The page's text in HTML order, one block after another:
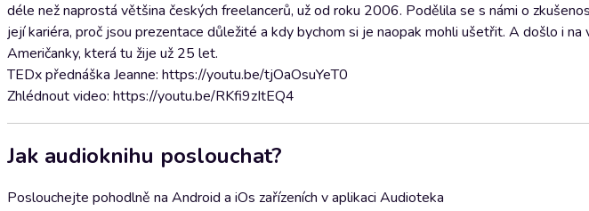
déle než naprostá většina českých freelancerů, už od roku 2006. Podělila se s námi o
její kariéra, proč jsou prezentace důležité a kdy bychom si je naopak mohli ušetřit. A došlo i
Američanky, která tu žije už 25 let.
TEDx přednáška Jeanne: https://youtu.be/tjOaOsuYeT0
Zhlédnout video: https://youtu.be/RKfi9zItEQ4
Jak audioknihu poslouchat?
Poslouchejte pohodlně na Android a iOs zařízeních v aplikaci Audioteka